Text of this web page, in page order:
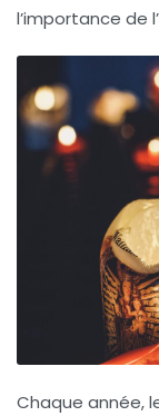
l’importance de
Chaque année,